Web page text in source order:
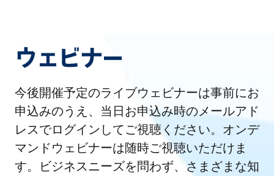
ウェビナー
今後開催予定のライブウェビナーは事前にお
申込みのうえ、当日お申込み時のメールアド
レスでログインしてご視聴ください。オンデ
マンドウェビナーは随時ご視聴いただけま
す。ビジネスニーズを問わず、さまざまな知